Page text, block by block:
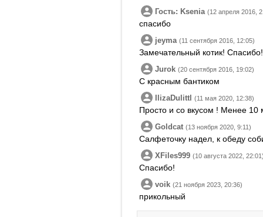
Гость: Ksenia (12 апреля 2016,
спасибо
jeyma (11 сентября 2016, 12:05)
Замечательный котик! Спасибо!
Jurok (20 сентября 2016, 19:02)
С красным бантиком
IlizaDulittl (11 мая 2020, 12:38)
Просто и со вкусом ! Менее 10
Goldcat (13 ноября 2020, 9:11)
Салфеточку надел, к обеду
XFiles999 (10 августа 2022,
Спасибо!
voik (21 ноября 2023, 20:36)
прикольный